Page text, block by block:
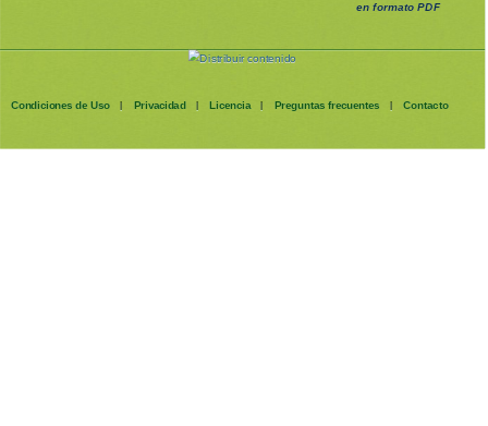
en formato PDF
Condiciones de Uso | Privacidad | Licencia | Preguntas frecuentes | Contacto